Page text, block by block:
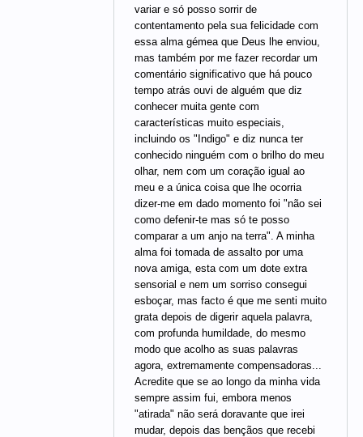
variar e só posso sorrir de
contentamento pela sua felicidade com
essa alma gémea que Deus lhe enviou,
mas também por me fazer recordar um
comentário significativo que há pouco
tempo atrás ouvi de alguém que diz
conhecer muita gente com
características muito especiais,
incluindo os "Indigo" e diz nunca ter
conhecido ninguém com o brilho do meu
olhar, nem com um coração igual ao
meu e a única coisa que lhe ocorria
dizer-me em dado momento foi "não sei
como defenir-te mas só te posso
comparar a um anjo na terra". A minha
alma foi tomada de assalto por uma
nova amiga, esta com um dote extra
sensorial e nem um sorriso consegui
esboçar, mas facto é que me senti muito
grata depois de digerir aquela palavra,
com profunda humildade, do mesmo
modo que acolho as suas palavras
agora, extremamente compensadoras...
Acredite que se ao longo da minha vida
sempre assim fui, embora menos
"atirada" não será doravante que irei
mudar, depois das bençãos que recebi